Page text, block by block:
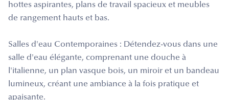
hottes aspirantes, plans de travail spacieux et meubles
de rangement hauts et bas.
Salles d'eau Contemporaines : Détendez-vous dans une
salle d'eau élégante, comprenant une douche à
l'italienne, un plan vasque bois, un miroir et un bandeau
lumineux, créant une ambiance à la fois pratique et
apaisante.